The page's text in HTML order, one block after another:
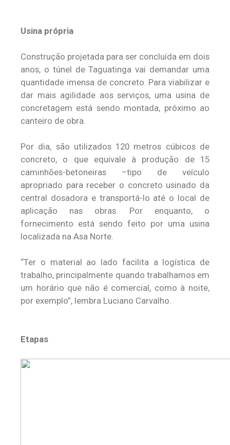
Usina própria
Construção projetada para ser concluída em dois
anos, o túnel de Taguatinga vai demandar uma
quantidade imensa de concreto. Para viabilizar e
dar mais agilidade aos serviços, uma usina de
concretagem está sendo montada, próximo ao
canteiro de obra.
Por dia, são utilizados 120 metros cúbicos de
concreto, o que equivale à produção de 15
caminhões-betoneiras –tipo de veículo
apropriado para receber o concreto usinado da
central dosadora e transportá-lo até o local de
aplicação nas obras. Por enquanto, o
fornecimento está sendo feito por uma usina
localizada na Asa Norte.
“Ter o material ao lado facilita a logística de
trabalho, principalmente quando trabalhamos em
um horário que não é comercial, como à noite,
por exemplo”, lembra Luciano Carvalho.
Etapas